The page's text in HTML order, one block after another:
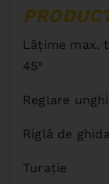
Lăţime max.
45°
Reglare unghi
Riglă de
Turaţie